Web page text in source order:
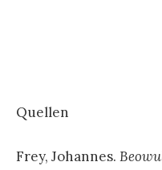
Quellen
Frey, Johannes.